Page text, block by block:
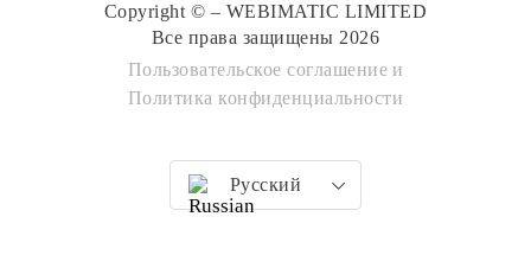
Copyright © – WEBIMATIC LIMITED
Все права защищены 2026
Пользовательское соглашение и
Политика конфиденциальности
Русский